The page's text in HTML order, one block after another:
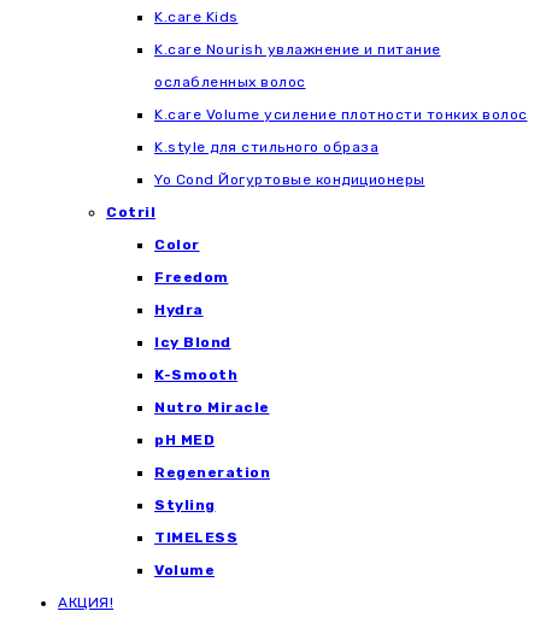
K.care Kids
K.care Nourish увлажнение и питание
ослабленных волос
K.care Volume усиление плотности тонких волос
K.style для стильного образа
Yo Cond Йогуртовые кондиционеры
Cotril
Color
Freedom
Hydra
Icy Blond
K-Smooth
Nutro Miracle
pH MED
Regeneration
Styling
TIMELESS
Volume
АКЦИЯ!